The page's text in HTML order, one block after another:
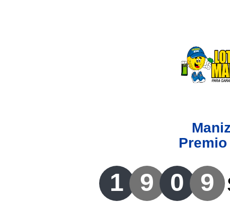
Lotería de Medellín
1 9 0 9